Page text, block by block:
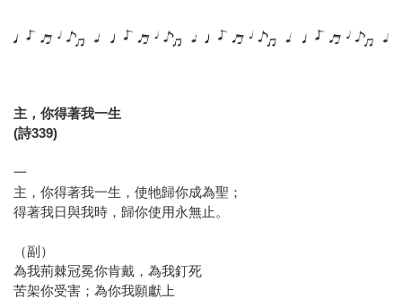
主，你得著我一生
(詩339)
一
主，你得著我一生，使牠歸你成為聖；
得著我日與我時，歸你使用永無止。
（副）
為我荊棘冠冕你肯戴，為我釘死
苦架你受害；為你我願獻上